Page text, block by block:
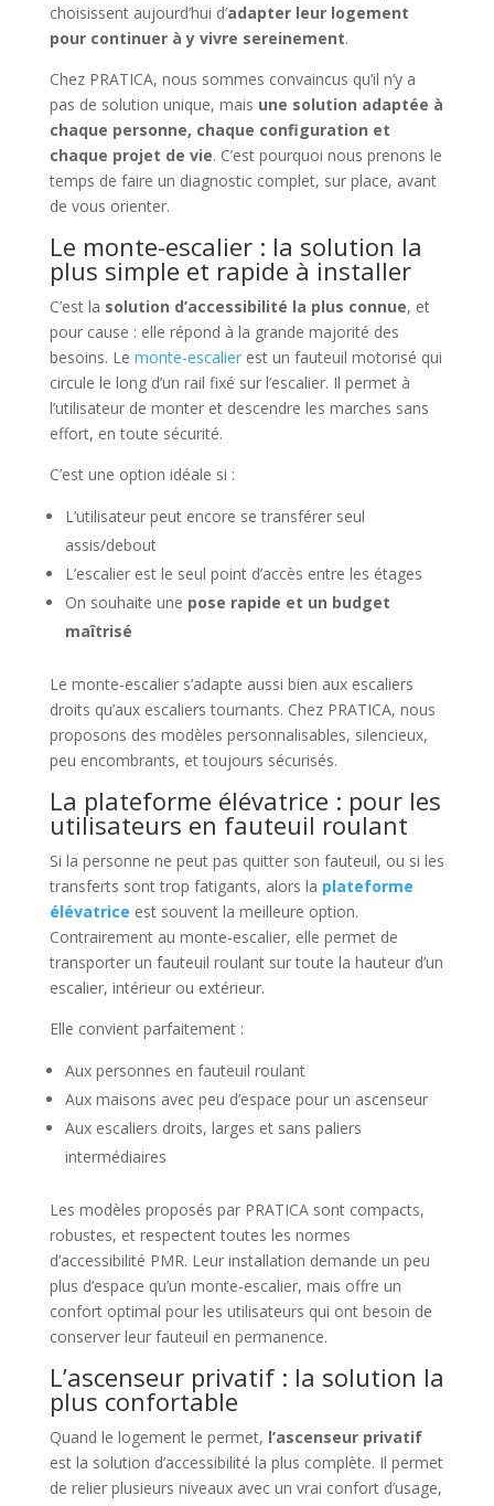
choisissent aujourd’hui d’adapter leur logement
pour continuer à y vivre sereinement.
Chez PRATICA, nous sommes convaincus qu’il n’y a
pas de solution unique, mais une solution adaptée à
chaque personne, chaque configuration et
chaque projet de vie. C’est pourquoi nous prenons le
temps de faire un diagnostic complet, sur place, avant
de vous orienter.
Le monte-escalier : la solution la
plus simple et rapide à installer
C’est la solution d’accessibilité la plus connue, et
pour cause : elle répond à la grande majorité des
besoins. Le monte-escalierest un fauteuil motorisé qui
circule le long d’un rail fixé sur l’escalier. Il permet à
l’utilisateur de monter et descendre les marches sans
effort, en toute sécurité.
C’est une option idéale si :
L’utilisateur peut encore se transférer seul
assis/debout
L’escalier est le seul point d’accès entre les étages
On souhaite une pose rapide et un budget
maîtrisé
Le monte-escalier s’adapte aussi bien aux escaliers
droits qu’aux escaliers tournants. Chez PRATICA, nous
proposons des modèles personnalisables, silencieux,
peu encombrants, et toujours sécurisés.
La plateforme élévatrice : pour les
utilisateurs en fauteuil roulant
Si la personne ne peut pas quitter son fauteuil, ou si les
transferts sont trop fatigants, alors la plateforme
élévatrice est souvent la meilleure option.
Contrairement au monte-escalier, elle permet de
transporter un fauteuil roulant sur toute la hauteur d’un
escalier, intérieur ou extérieur.
Elle convient parfaitement :
Aux personnes en fauteuil roulant
Aux maisons avec peu d’espace pour un ascenseur
Aux escaliers droits, larges et sans paliers
intermédiaires
Les modèles proposés par PRATICA sont compacts,
robustes, et respectent toutes les normes
d’accessibilité PMR. Leur installation demande un peu
plus d’espace qu’un monte-escalier, mais offre un
confort optimal pour les utilisateurs qui ont besoin de
conserver leur fauteuil en permanence.
L’ascenseur privatif : la solution la
plus confortable
Quand le logement le permet, l’ascenseur privatif
est la solution d’accessibilité la plus complète. Il permet
de relier plusieurs niveaux avec un vrai confort d’usage,